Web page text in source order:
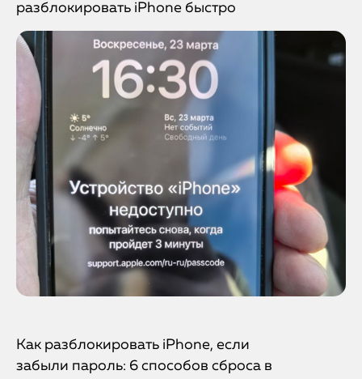
разблокировать iPhone быстро
Как разблокировать iPhone, если
забыли пароль: 6 способов сброса в